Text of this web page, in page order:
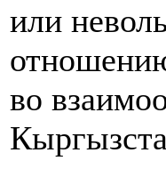
или
во